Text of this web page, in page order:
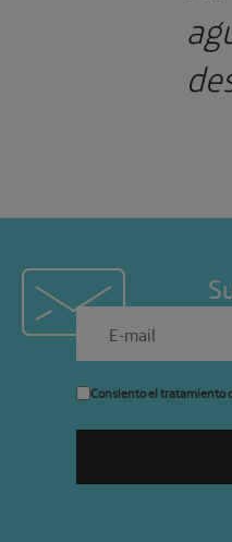
Consiento el tratamiento